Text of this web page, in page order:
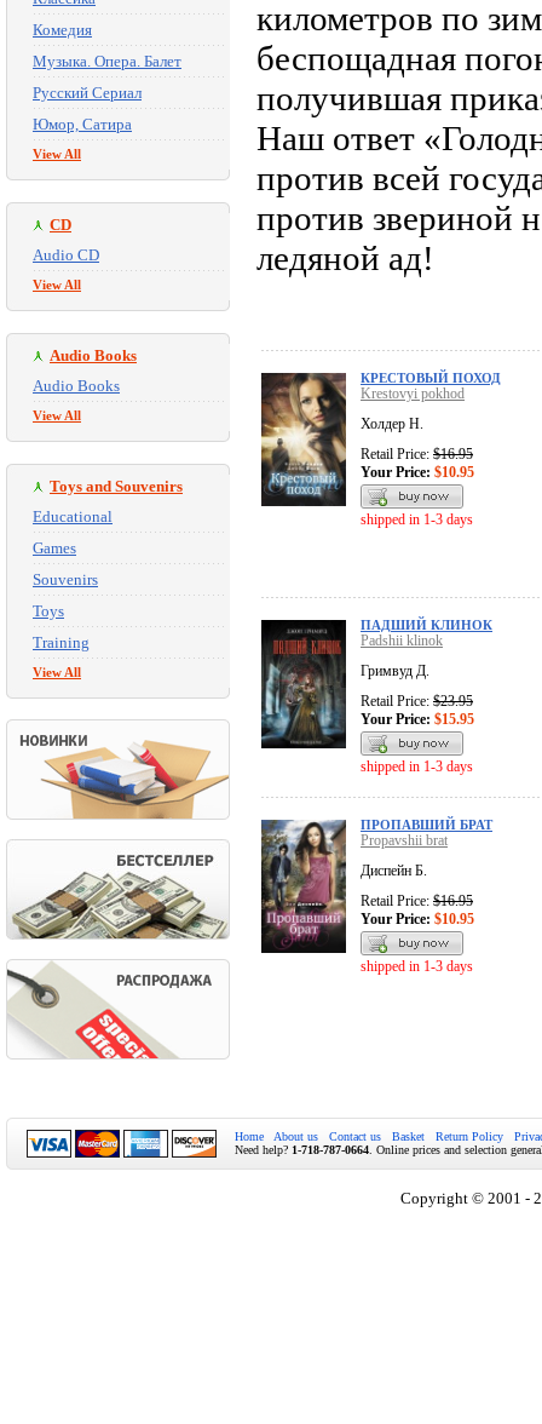
Комедия
Музыка. Опера. Балет
Русский Сериал
Юмор, Сатира
View All
CD
Audio CD
View All
Audio Books
Audio Books
View All
Toys and Souvenirs
Educational
Games
Souvenirs
Toys
Training
View All
километров по
беспощадная
получившая
Наш ответ
против всей
против звериной
ледяной ад!
КРЕСТОВЫЙ ПОХОД
Krestovyi pokhod
Холдер Н.
Retail Price: $16.95
Your Price: $10.95
shipped in 1-3 days
ПАДШИЙ КЛИНОК
Padshii klinok
Гримвуд Д.
Retail Price: $23.95
Your Price: $15.95
shipped in 1-3 days
ПРОПАВШИЙ БРАТ
Propavshii brat
Диспейн Б.
Retail Price: $16.95
Your Price: $10.95
shipped in 1-3 days
Home About us Contact us Basket Return Policy
Need help? 1-718-787-0664 . Online prices and selection
Copyright © 2001 -